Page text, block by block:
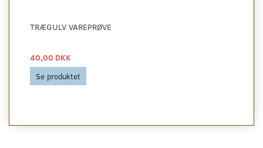
TRÆGULV VAREPRØVE
40,00 DKK
Se produktet